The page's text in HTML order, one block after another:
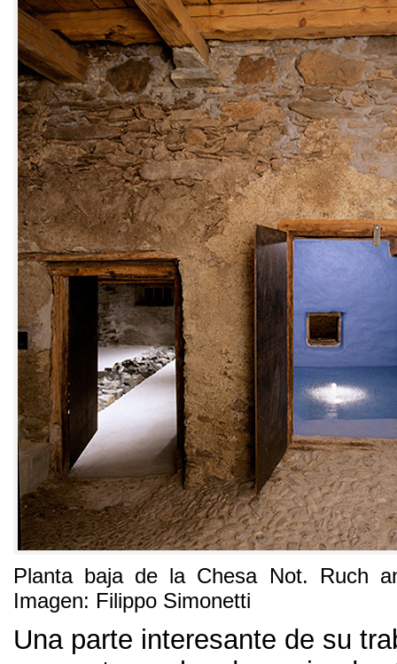
Planta baja de la Chesa Not. Ruch
Imagen: Filippo Simonetti
Una parte interesante de su